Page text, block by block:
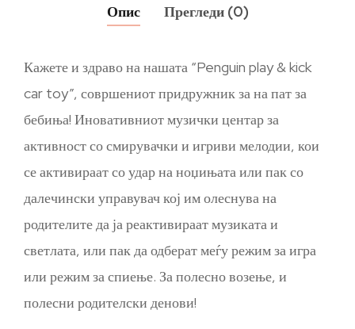
Опис Прегледи (0)
Кажете и здраво на нашата “Penguin play & kick
car toy”, совршениот придружник за на пат за
бебиња! Иновативниот музички центар за
активност со смирувачки и игриви мелодии, кои
се активираат со удар на ноџињата или пак со
далечински управувач кој им олеснува на
родителите да ја реактивираат музиката и
светлата, или пак да одберат меѓу режим за игра
или режим за спиење. За полесно возење, и
полесни родителски денови!